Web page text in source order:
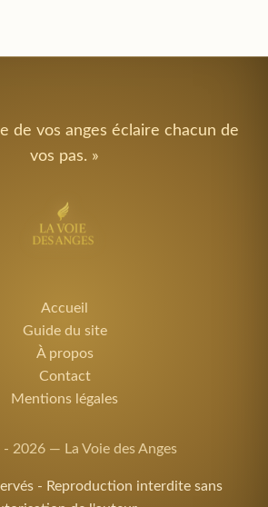
de vos anges éclaire chacun de
vos pas. »
Accueil
Guide du site
À propos
Contact
Mentions légales
2026 — La Voie des Anges
- Reproduction interdite sans